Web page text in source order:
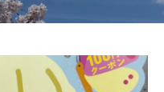
W杯の優勝を目指す日
admin
2026.07.17